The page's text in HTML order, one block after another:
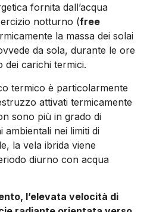
fornita dall’acqua
notturno (free
la massa dei solai
da sola, durante le ore
dei carichi termici.
termico è particolarmente
attivati termicamente
sono più in grado di
ambientali nei limiti di
la vela ibrida viene
diurno con acqua
l’elevata velocità di